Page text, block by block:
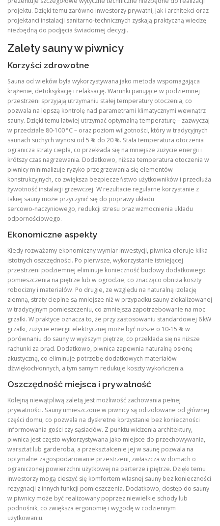
projektu. Dzięki temu zarówno inwestorzy prywatni, jak i architekci oraz
projektanci instalacji sanitarno‑technicznych zyskają praktyczną wiedzę
niezbędną do podjęcia świadomej decyzji.
Zalety sauny w piwnicy
Korzyści zdrowotne
Sauna od wieków była wykorzystywana jako metoda wspomagająca
krążenie, detoksykację i relaksację. Warunki panujące w podziemnej
przestrzeni sprzyjają utrzymaniu stałej temperatury otoczenia, co
pozwala na lepszą kontrolę nad parametrami klimatycznymi wewnątrz
sauny. Dzięki temu łatwiej utrzymać optymalną temperaturę – zazwyczaj
w przedziale 80‑100 °C – oraz poziom wilgotności, który w tradycyjnych
saunach suchych wynosi od 5 % do 20 %. Stała temperatura otoczenia
ogranicza straty ciepła, co przekłada się na mniejsze zużycie energii i
krótszy czas nagrzewania. Dodatkowo, niższa temperatura otoczenia w
piwnicy minimalizuje ryzyko przegrzewania się elementów
konstrukcyjnych, co zwiększa bezpieczeństwo użytkowników i przedłuża
żywotność instalacji grzewczej. W rezultacie regularne korzystanie z
takiej sauny może przyczynić się do poprawy układu
sercowo‑naczyniowego, redukcji stresu oraz wzmocnienia układu
odpornościowego.
Ekonomiczne aspekty
Kiedy rozważamy ekonomiczny wymiar inwestycji, piwnica oferuje kilka
istotnych oszczędności. Po pierwsze, wykorzystanie istniejącej
przestrzeni podziemnej eliminuje konieczność budowy dodatkowego
pomieszczenia na piętrze lub w ogrodzie, co znacząco obniża koszty
robocizny i materiałów. Po drugie, ze względu na naturalną izolację
ziemną, straty cieplne są mniejsze niż w przypadku sauny zlokalizowanej
w tradycyjnym pomieszczeniu, co zmniejsza zapotrzebowanie na moc
grzałki. W praktyce oznacza to, że przy zastosowaniu standardowej 6 kW
grzałki, zużycie energii elektrycznej może być niższe o 10‑15 % w
porównaniu do sauny w wyższym piętrze, co przekłada się na niższe
rachunki za prąd. Dodatkowo, piwnica zapewnia naturalną osłonę
akustyczną, co eliminuje potrzebę dodatkowych materiałów
dźwiękochłonnych, a tym samym redukuje koszty wykończenia.
Oszczędność miejsca i prywatność
Kolejną niewątpliwą zaletą jest możliwość zachowania pełnej
prywatności. Sauny umieszczone w piwnicy są odizolowane od głównej
części domu, co pozwala na dyskretne korzystanie bez konieczności
informowania gości czy sąsiadów. Z punktu widzenia architektury,
piwnica jest często wykorzystywana jako miejsce do przechowywania,
warsztat lub garderoba, a przekształcenie jej w saunę pozwala na
optymalne zagospodarowanie przestrzeni, zwłaszcza w domach o
ograniczonej powierzchni użytkowej na parterze i piętrze. Dzięki temu
inwestorzy mogą cieszyć się komfortem własnej sauny bez konieczności
rezygnacji z innych funkcji pomieszczenia. Dodatkowo, dostęp do sauny
w piwnicy może być realizowany poprzez niewielkie schody lub
podnośnik, co zwiększa ergonomię i wygodę w codziennym
użytkowaniu.